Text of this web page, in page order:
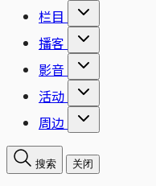
栏目
播客
影音
活动
周边
搜索 关闭